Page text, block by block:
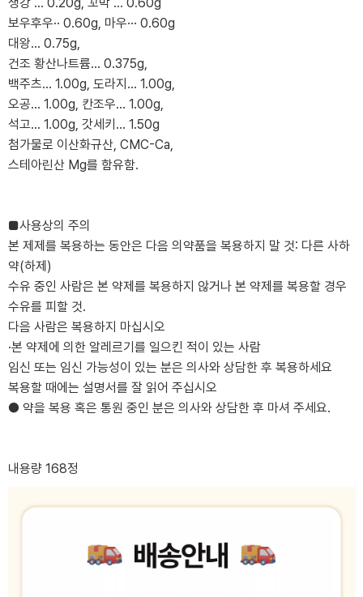
생강 ... 0.20g, 꼬막 ... 0.60g
보우후우·· 0.60g, 마우··· 0.60g
대왕... 0.75g,
건조 황산나트륨... 0.375g,
백주츠... 1.00g, 도라지... 1.00g,
오공... 1.00g, 칸조우... 1.00g,
석고... 1.00g, 갓세키... 1.50g
첨가물로 이산화규산, CMC-Ca,
스테아린산 Mg를 함유함.
■사용상의 주의
본 제제를 복용하는 동안은 다음 의약품을 복용하지 말 것: 다른 사하
약(하제)
수유 중인 사람은 본 약제를 복용하지 않거나 본 약제를 복용할 경우
수유를 피할 것.
다음 사람은 복용하지 마십시오
·본 약제에 의한 알레르기를 일으킨 적이 있는 사람
임신 또는 임신 가능성이 있는 분은 의사와 상담한 후 복용하세요
복용할 때에는 설명서를 잘 읽어 주십시오
● 약을 복용 혹은 통원 중인 분은 의사와 상담한 후 마셔 주세요.
내용량 168정